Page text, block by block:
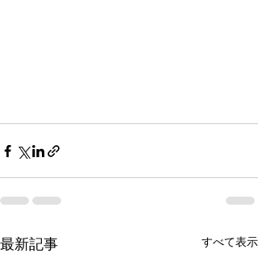
最新記事 すべて表示